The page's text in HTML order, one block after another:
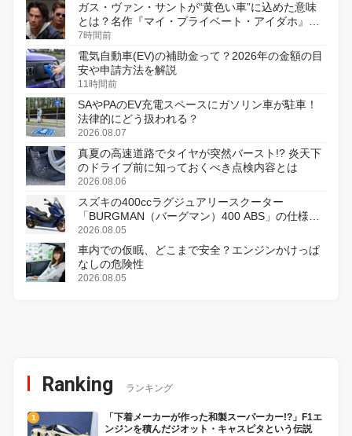
ガス・ヴァン・サントが“黄色い車”に込めた意味
とは？名作『マイ・プライベート・アイダホ』が
初のデジタルリマスター版で復活
7時間前
電気自動車(EV)の補助金って？2026年の金額の目
安や申請方法を解説
11時間前
SAやPAのEV充電スペースにガソリン車が駐車！
法律的にどう扱われる？
2026.08.07
真夏の高速道路でタイヤが突然バースト!? 炎天下
のドライブ前に知っておくべき点検内容とは
2026.08.06
スズキの400ccラグジュアリースクーター
「BURGMAN（バーグマン）400 ABS」の仕様を
変更し、8月18日に発売
2026.08.05
車内での仮眠、どこまで安全？エンジンかけっぱ
なしの危険性
2026.08.05
Ranking ランキング
「下着メーカーが作った和製スーパーカー!?」F1エ
ンジンを積んだジオット・キャスピタという伝説